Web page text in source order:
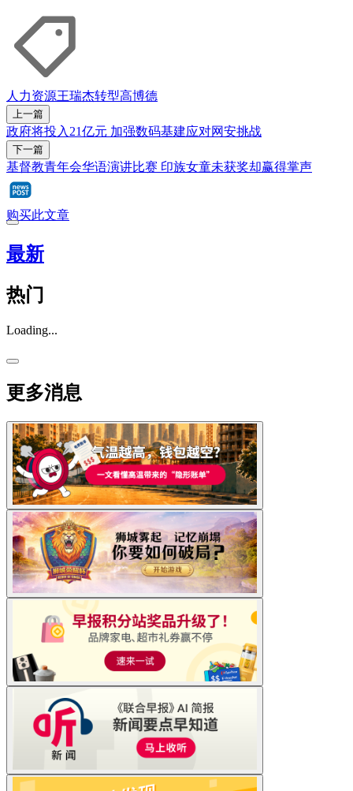
人力资源王瑞杰转型高博德
上一篇
政府将投入21亿元 加强数码基建应对网安挑战
下一篇
基督教青年会华语演讲比赛 印族女童未获奖却赢得掌声
购买此文章
最新
热门
Loading...
更多消息